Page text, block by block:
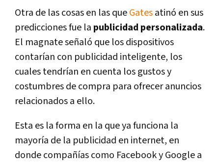
Otra de las cosas en las queGatesatinó en sus
predicciones fue la publicidad personalizada.
El magnate señaló que los dispositivos
contarían con publicidad inteligente, los
cuales tendrían en cuenta los gustos y
costumbres de compra para ofrecer anuncios
relacionados a ello.
Esta es la forma en la que ya funciona la
mayoría de la publicidad en internet, en
donde compañías como Facebook y Google a